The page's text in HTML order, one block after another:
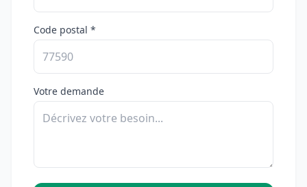
Code postal *
Votre demande